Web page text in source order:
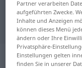
"abjurer"
Partner verarbeiten
aufgeführten Zwecke.
Inhalte und Anzeigen
können dieses Menü
ändern oder Ihre
Privatsphäre-
Einstellungen gelten
finden Sie in unserer